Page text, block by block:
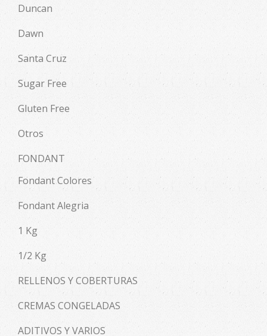
Duncan
Dawn
Santa Cruz
Sugar Free
Gluten Free
Otros
FONDANT
Fondant Colores
Fondant Alegria
1 Kg
1/2 Kg
RELLENOS Y COBERTURAS
CREMAS CONGELADAS
ADITIVOS Y VARIOS